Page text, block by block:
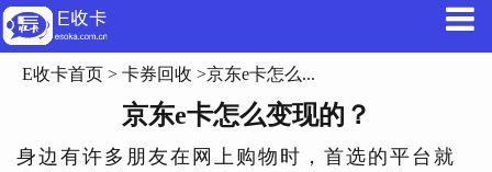
E收卡首页 > 卡券回收 >京东e卡怎么...
京东e卡怎么变现的？
身边有许多朋友在网上购物时，首选的平台就